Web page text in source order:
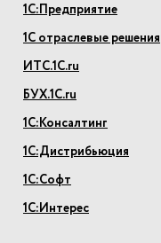
1С:Предприятие
1С отраслевые решения
ИТС.1С.ru
БУХ.1С.ru
1С:Консалтинг
1С:Дистрибьюция
1С:Софт
1С:Интерес